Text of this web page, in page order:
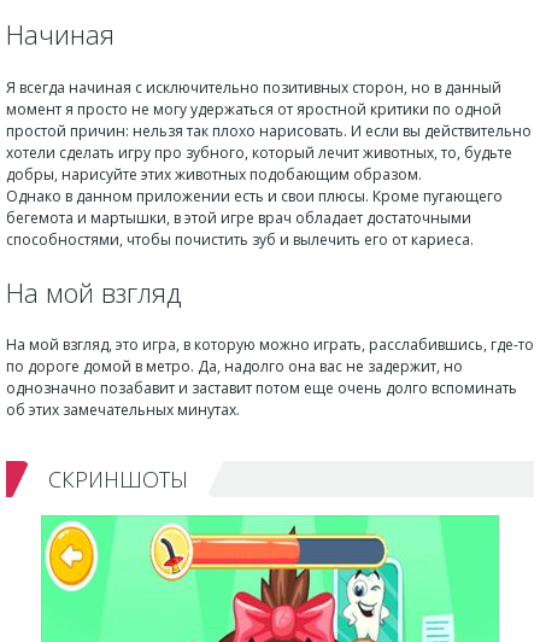
Начиная
Я всегда начиная с исключительно позитивных сторон, но в данный
момент я просто не могу удержаться от яростной критики по одной
простой причин: нельзя так плохо нарисовать. И если вы действительно
хотели сделать игру про зубного, который лечит животных, то, будьте
добры, нарисуйте этих животных подобающим образом.
Однако в данном приложении есть и свои плюсы. Кроме пугающего
бегемота и мартышки, в этой игре врач обладает достаточными
способностями, чтобы почистить зуб и вылечить его от кариеса.
На мой взгляд
На мой взгляд, это игра, в которую можно играть, расслабившись, где-то
по дороге домой в метро. Да, надолго она вас не задержит, но
однозначно позабавит и заставит потом еще очень долго вспоминать
об этих замечательных минутах.
СКРИНШОТЫ